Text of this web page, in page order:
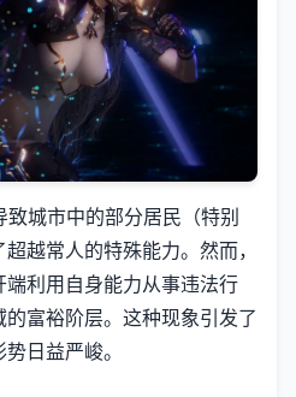
城市中的部分居民（特别
越常人的特殊能力。然而，
利用自身能力从事违法行
富裕阶层。这种现象引发了
日益严峻。